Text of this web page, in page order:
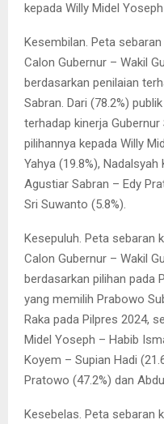
kepada Willy Midel
Kesembilan. Peta
Calon Gubernur – Wakil
berdasarkan penilaian
Sabran. Dari (78.2%)
terhadap kinerja
pilihannya kepada Willy
Yahya (19.8%),
Agustiar Sabran – Edy
Sri Suwanto (5.8%).
Kesepuluh. Peta sebaran
Calon Gubernur – Wakil
berdasarkan pilihan pada
yang memilih Prabowo
Raka pada Pilpres 2024,
Midel Yoseph – Habib
Koyem – Supian Hadi
Pratowo (47.2%) dan
Kesebelas. Peta sebaran